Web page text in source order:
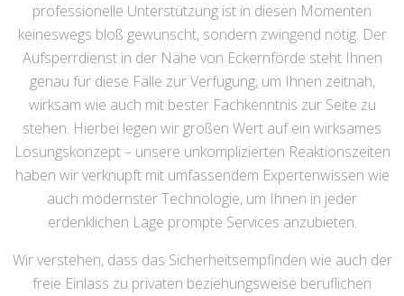
professionelle Unterstützung ist in diesen Momenten
keineswegs bloß gewünscht, sondern zwingend nötig. Der
Aufsperrdienst in der Nähe von Eckernförde steht Ihnen
genau für diese Fälle zur Verfügung, um Ihnen zeitnah,
wirksam wie auch mit bester Fachkenntnis zur Seite zu
stehen. Hierbei legen wir großen Wert auf ein wirksames
Lösungskonzept – unsere unkomplizierten Reaktionszeiten
haben wir verknüpft mit umfassendem Expertenwissen wie
auch modernster Technologie, um Ihnen in jeder
erdenklichen Lage prompte Services anzubieten.
Wir verstehen, dass das Sicherheitsempfinden wie auch der
freie Einlass zu privaten beziehungsweise beruflichen